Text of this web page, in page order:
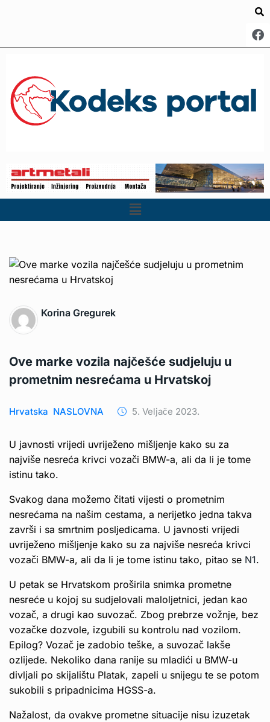
Korina Gregurek
Ove marke vozila najčešće sudjeluju u
prometnim nesrećama u Hrvatskoj
Hrvatska NASLOVNA 5. Veljače 2023.
U javnosti vrijedi uvriježeno mišljenje kako su za
najviše nesreća krivci vozači BMW-a, ali da li je tome
istinu tako.
Svakog dana možemo čitati vijesti o prometnim
nesrećama na našim cestama, a nerijetko jedna takva
završi i sa smrtnim posljedicama. U javnosti vrijedi
uvriježeno mišljenje kako su za najviše nesreća krivci
vozači BMW-a, ali da li je tome istinu tako, pitao se N1.
U petak se Hrvatskom proširila snimka prometne
nesreće u kojoj su sudjelovali maloljetnici, jedan kao
vozač, a drugi kao suvozač. Zbog prebrze vožnje, bez
vozačke dozvole, izgubili su kontrolu nad vozilom.
Epilog? Vozač je zadobio teške, a suvozač lakše
ozlijede. Nekoliko dana ranije su mladići u BMW-u
divljali po skijalištu Platak, zapeli u snijegu te se potom
sukobili s pripadnicima HGSS-a.
Nažalost, da ovakve prometne situacije nisu izuzetak